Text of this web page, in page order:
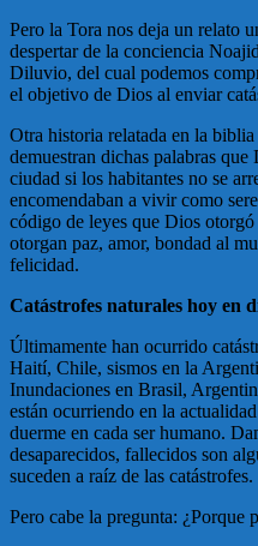
Pero la Tora nos deja un relato
despertar de la conciencia
Diluvio, del cual podemos
el objetivo de Dios al enviar
Otra historia relatada en la
demuestran dichas palabras
ciudad si los habitantes no se
encomendaban a vivir como
código de leyes que Dios
otorgan paz, amor, bondad al
felicidad.
Catástrofes naturales hoy en
Últimamente han ocurrido
Haití, Chile, sismos en la
Inundaciones en Brasil,
están ocurriendo en la
duerme en cada ser humano.
desaparecidos, fallecidos son
suceden a raíz de las catástrofes.
Pero cabe la pregunta: ¿Porque